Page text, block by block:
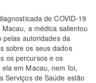
de COVID-19
a médica salientou
autoridades da
sobre os seus dados
os percursos e os
em Macau, nem foi,
Serviços de Saúde estão